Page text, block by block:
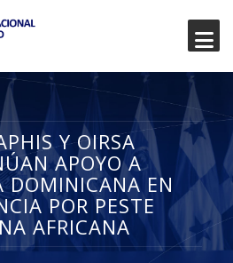
Y OIRSA
APOYO A
DOMINICANA EN
POR PESTE
AFRICANA